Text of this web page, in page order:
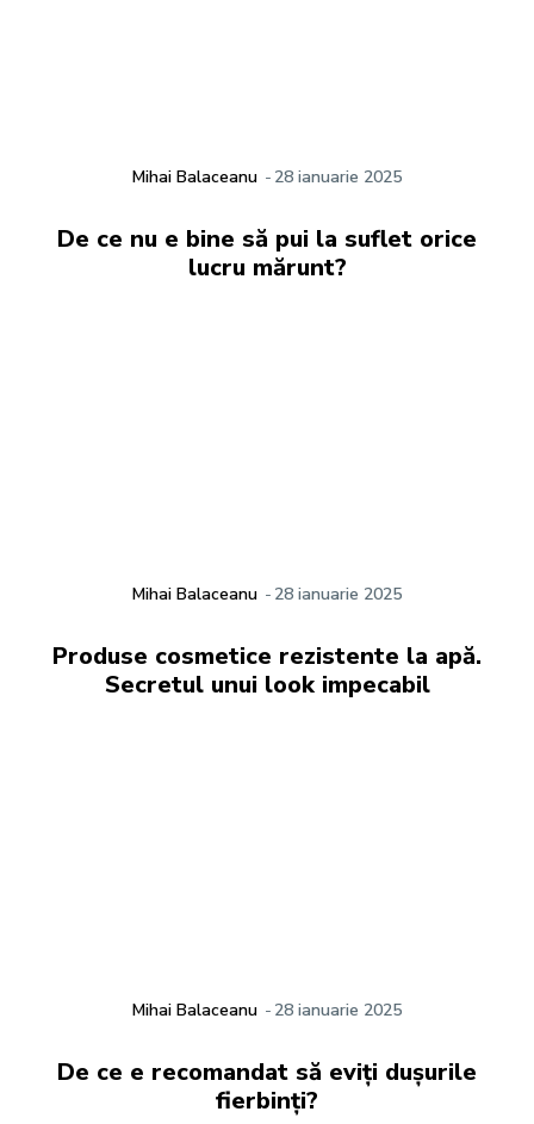
Mihai Balaceanu - 28 ianuarie 2025
De ce nu e bine să pui la suflet orice
lucru mărunt?
Mihai Balaceanu - 28 ianuarie 2025
Produse cosmetice rezistente la apă.
Secretul unui look impecabil
Mihai Balaceanu - 28 ianuarie 2025
De ce e recomandat să eviți dușurile
fierbinți?